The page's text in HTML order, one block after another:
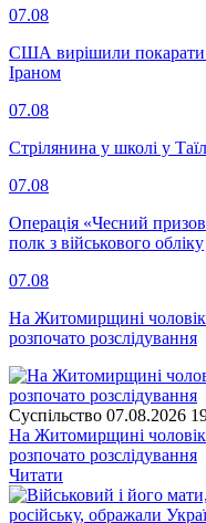
07.08
США вирішили покарати
Іраном
07.08
Стрілянина у школі у
07.08
Операція «Чесний
полк з військового обліку
07.08
На Житомирщині
розпочато розслідування
Суспiльство 07.08.2026
На Житомирщині
розпочато розслідування
Читати